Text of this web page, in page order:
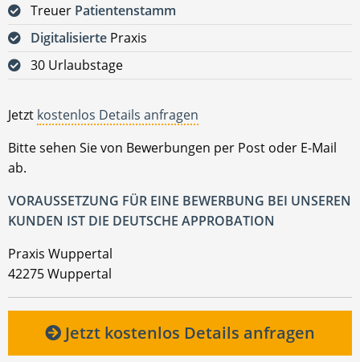
Treuer Patientenstamm
Digitalisierte Praxis
30 Urlaubstage
Jetzt kostenlos Details anfragen
Bitte sehen Sie von Bewerbungen per Post oder E-Mail
ab.
VORAUSSETZUNG FÜR EINE BEWERBUNG BEI UNSEREN
KUNDEN IST DIE DEUTSCHE APPROBATION
Praxis Wuppertal
42275 Wuppertal
Jetzt kostenlos Details anfragen